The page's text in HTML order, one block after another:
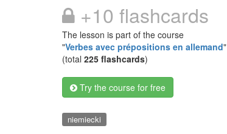
+10 flashcards
The lesson is part of the course
"Verbes avec prépositions en allemand"
(total 225 flashcards)
Try the course for free
niemiecki